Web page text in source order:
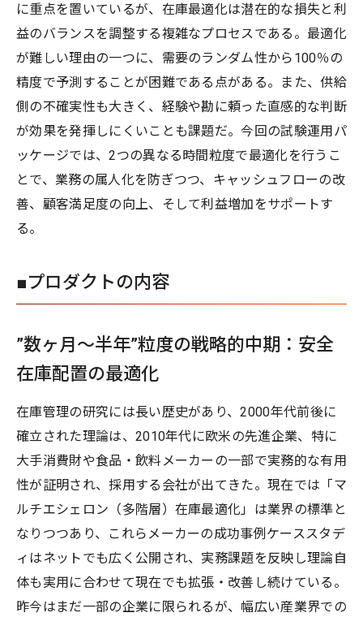
に重点を置いているが、在庫最適化は潜在的な損失と利
益のバランスを調整する複雑なプロセスである。最適化
が難しい理由の一つに、需要のランダム性から100％の
精度で予測することが困難である点がある。また、供給
側の不確実性も大きく、経験や勘に頼った直感的な判断
が効果を発揮しにくいことも課題だ。今回の試験運用パ
ッケージでは、2つの異なる時間粒度で最適化を行うこ
とで、業務の属人化を防ぎつつ、キャッシュフローの改
善、顧客満足度の向上、そして利益増加をサポートす
る。
■プロダクトの内容
”数ヶ月〜半年”粒度の戦略的中期：安全
在庫配置の最適化
在庫管理の研究には長い歴史があり、2000年代前後に
確立された理論は、2010年代に欧米の先進企業、特に
大手消費財や食品・飲料メーカーの一部で実務的な有用
性が証明され、採用する会社が出てきた。現在では「マ
ルチエシェロン（多階層）在庫最適化」は業界の標準と
なりつつあり、これらメーカーの成功事例ケーススタデ
ィはネットでも広く公開され、実務課題を反映し理論自
体も実用に合わせて現在でも拡張・改善し続けている。
昨今はまだ一部の企業に限られるが、幅広い産業界での